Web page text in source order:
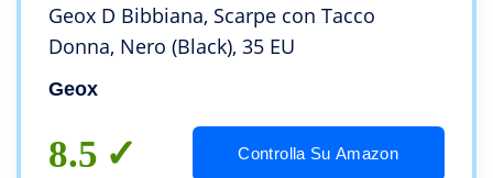
Geox D Bibbiana, Scarpe con Tacco
Donna, Nero (Black), 35 EU
Geox
8.5 Controlla Su Amazon